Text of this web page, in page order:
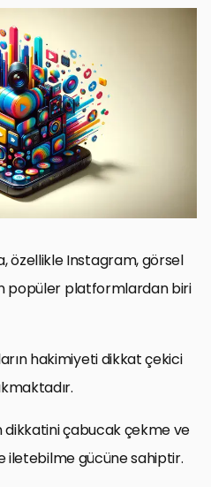
Yükselişi
Olmak
Gücü
Sıkça Sorulan Sorular
özellikle Instagram, görsel
popüler platformlardan biri
hakimiyeti dikkat çekici
dikkatini çabucak çekme ve
iletebilme gücüne sahiptir.